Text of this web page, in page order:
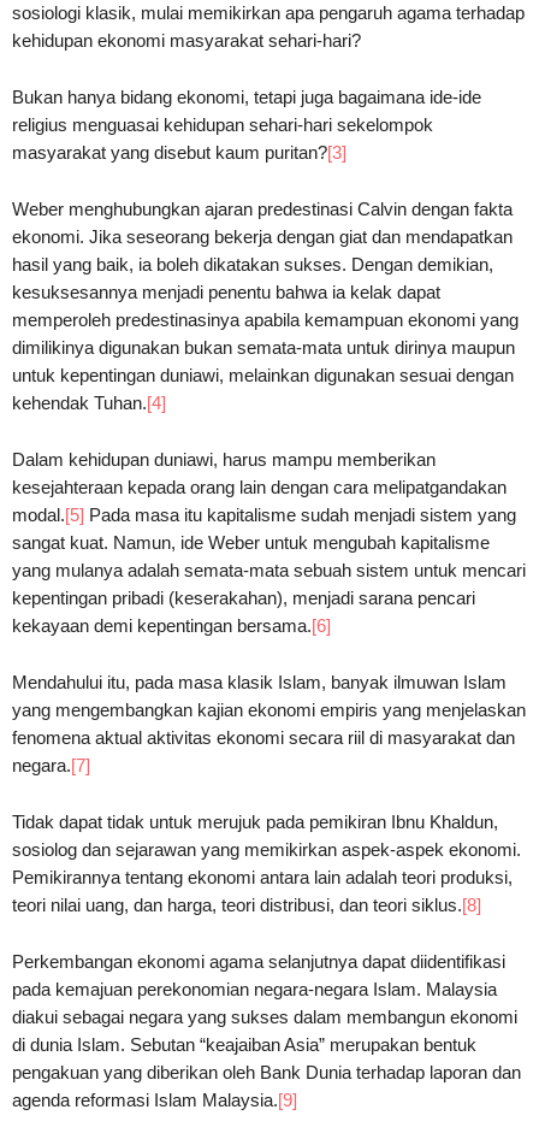
sosiologi klasik, mulai memikirkan apa pengaruh agama terhadap
kehidupan ekonomi masyarakat sehari-hari?
Bukan hanya bidang ekonomi, tetapi juga bagaimana ide-ide
religius menguasai kehidupan sehari-hari sekelompok
masyarakat yang disebut kaum puritan?[3]
Weber menghubungkan ajaran predestinasi Calvin dengan fakta
ekonomi. Jika seseorang bekerja dengan giat dan mendapatkan
hasil yang baik, ia boleh dikatakan sukses. Dengan demikian,
kesuksesannya menjadi penentu bahwa ia kelak dapat
memperoleh predestinasinya apabila kemampuan ekonomi yang
dimilikinya digunakan bukan semata-mata untuk dirinya maupun
untuk kepentingan duniawi, melainkan digunakan sesuai dengan
kehendak Tuhan.[4]
Dalam kehidupan duniawi, harus mampu memberikan
kesejahteraan kepada orang lain dengan cara melipatgandakan
modal.[5] Pada masa itu kapitalisme sudah menjadi sistem yang
sangat kuat. Namun, ide Weber untuk mengubah kapitalisme
yang mulanya adalah semata-mata sebuah sistem untuk mencari
kepentingan pribadi (keserakahan), menjadi sarana pencari
kekayaan demi kepentingan bersama.[6]
Mendahului itu, pada masa klasik Islam, banyak ilmuwan Islam
yang mengembangkan kajian ekonomi empiris yang menjelaskan
fenomena aktual aktivitas ekonomi secara riil di masyarakat dan
negara.[7]
Tidak dapat tidak untuk merujuk pada pemikiran Ibnu Khaldun,
sosiolog dan sejarawan yang memikirkan aspek-aspek ekonomi.
Pemikirannya tentang ekonomi antara lain adalah teori produksi,
teori nilai uang, dan harga, teori distribusi, dan teori siklus.[8]
Perkembangan ekonomi agama selanjutnya dapat diidentifikasi
pada kemajuan perekonomian negara-negara Islam. Malaysia
diakui sebagai negara yang sukses dalam membangun ekonomi
di dunia Islam. Sebutan “keajaiban Asia” merupakan bentuk
pengakuan yang diberikan oleh Bank Dunia terhadap laporan dan
agenda reformasi Islam Malaysia.[9]